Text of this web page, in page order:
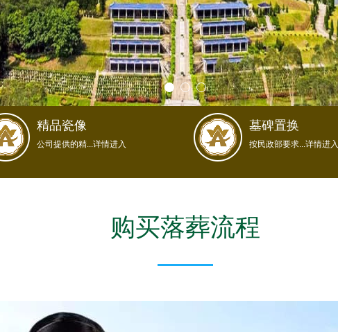
精品瓷像
公司提供的精...详情进入
墓碑置换
按民政部要求...详情进入
购买落葬流程